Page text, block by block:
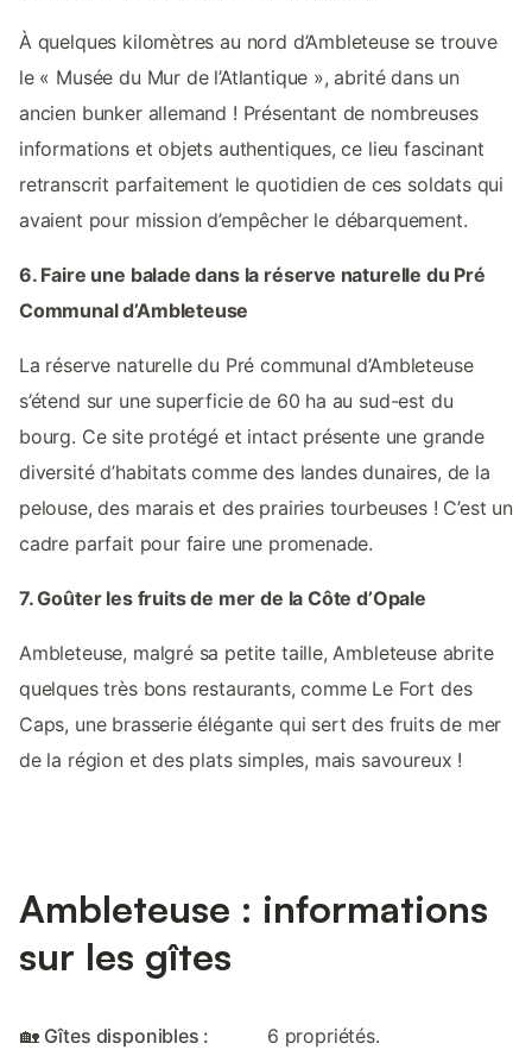
À quelques kilomètres au nord d’Ambleteuse se trouve
le « Musée du Mur de l’Atlantique », abrité dans un
ancien bunker allemand ! Présentant de nombreuses
informations et objets authentiques, ce lieu fascinant
retranscrit parfaitement le quotidien de ces soldats qui
avaient pour mission d’empêcher le débarquement.
6. Faire une balade dans la réserve naturelle du Pré
Communal d’Ambleteuse
La réserve naturelle du Pré communal d’Ambleteuse
s’étend sur une superficie de 60 ha au sud-est du
bourg. Ce site protégé et intact présente une grande
diversité d’habitats comme des landes dunaires, de la
pelouse, des marais et des prairies tourbeuses ! C’est un
cadre parfait pour faire une promenade.
7. Goûter les fruits de mer de la Côte d’Opale
Ambleteuse, malgré sa petite taille, Ambleteuse abrite
quelques très bons restaurants, comme Le Fort des
Caps, une brasserie élégante qui sert des fruits de mer
de la région et des plats simples, mais savoureux !
Ambleteuse : informations
sur les gîtes
🏡 Gîtes disponibles : 6 propriétés.